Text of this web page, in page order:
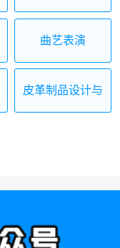
曲艺表演
皮革制品设计与